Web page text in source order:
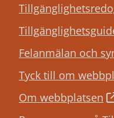
Felanmälan och
Tyck till om
Om webbplatsen